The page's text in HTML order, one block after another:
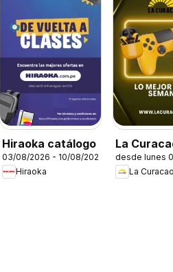
Hiraoka catálogo
03/08/2026 - 10/08/2026
Hiraoka
La
catálogo
desde lunes
La Curacao